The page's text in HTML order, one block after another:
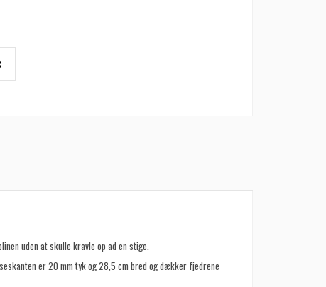
uden at skulle kravle op ad en stige.
er 20 mm tyk og 28,5 cm bred og dækker fjedrene